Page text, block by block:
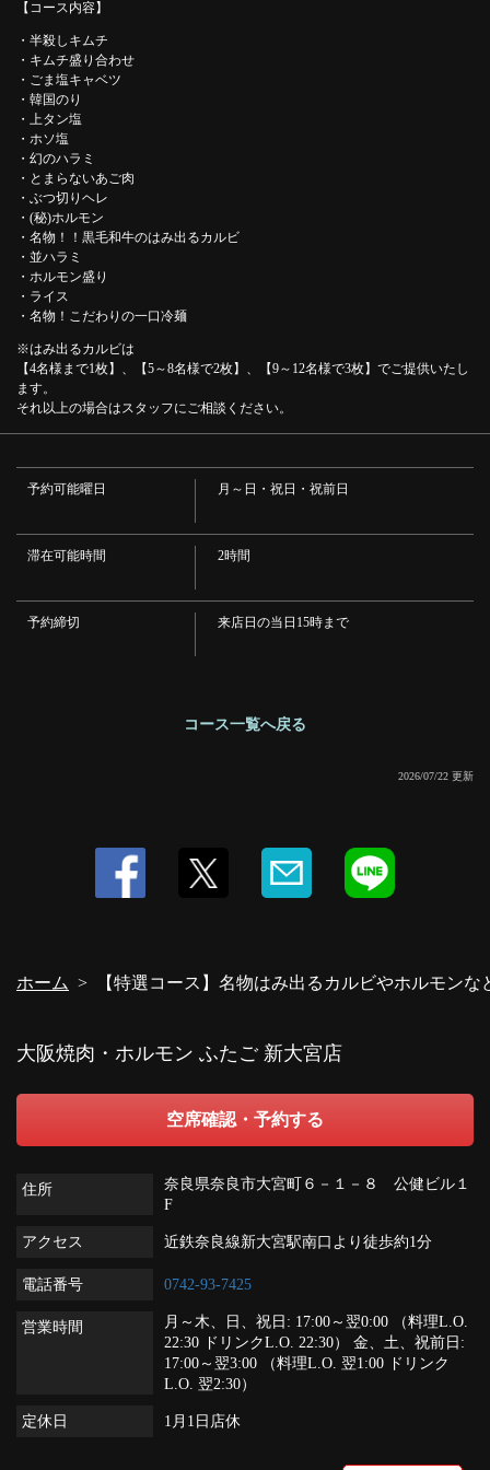
【コース内容】
・半殺しキムチ
・キムチ盛り合わせ
・ごま塩キャベツ
・韓国のり
・上タン塩
・ホソ塩
・幻のハラミ
・とまらないあご肉
・ぶつ切りヘレ
・(秘)ホルモン
・名物！！黒毛和牛のはみ出るカルビ
・並ハラミ
・ホルモン盛り
・ライス
・名物！こだわりの一口冷麺
※はみ出るカルビは
【4名様まで1枚】、【5～8名様で2枚】、【9～12名様で3枚】でご提供いたし
ます。
それ以上の場合はスタッフにご相談ください。
予約可能曜日 月～日・祝日・祝前日
滞在可能時間 2時間
予約締切 来店日の当日15時まで
コース一覧へ戻る
2026/07/22 更新
ホーム 【特選コース】名物はみ出るカルビやホルモンな
【特選コース】名物はみ出るカルビやホルモンなどお食事
15品付き1人/4,990円(税込) | 大阪焼肉・ホルモン ふたご 新
大宮店
奈良県奈良市大宮町６－１－８ 公健ビル１F
https://futagoshinomiya.owst.jp/courses/216141567
閉じる
大阪焼肉・ホルモン ふたご 新大宮店
空席確認・予約する
住所
奈良県奈良市大宮町６－１－８ 公健ビル１
F
アクセス 近鉄奈良線新大宮駅南口より徒歩約1分
電話番号 0742-93-7425
営業時間
月～木、日、祝日: 17:00～翌0:00 （料理L.O.
22:30 ドリンクL.O. 22:30） 金、土、祝前日:
17:00～翌3:00 （料理L.O. 翌1:00 ドリンク
L.O. 翌2:30）
定休日 1月1日店休